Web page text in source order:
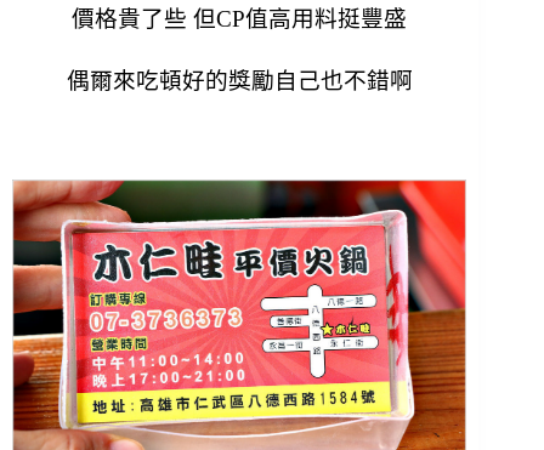
價格貴了些 但CP值高用料挺豐盛
偶爾來吃頓好的獎勵自己也不錯啊